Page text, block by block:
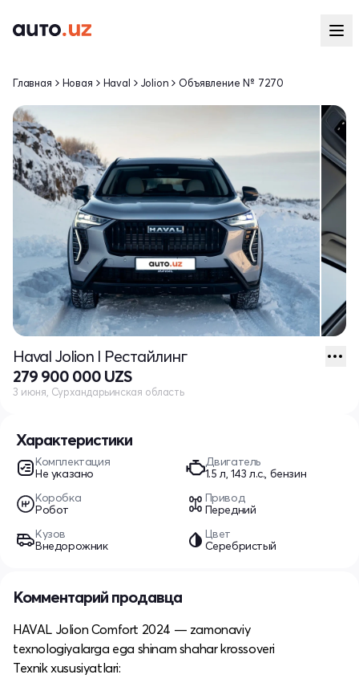
Характеристики
Комплектация
Не указано
Двигатель
1.5 л, 143 л.с., бензин
Коробка
Робот
Привод
Передний
Кузов
Внедорожник
Цвет
Серебристый
Главная Новая Haval Jolion Объявление № 7270
Haval Jolion I Рестайлинг
279 900 000 UZS
3 июня, Сурхандарьинская область
Комментарий продавца
HAVAL Jolion Comfort 2024 — zamonaviy
texnologiyalarga ega shinam shahar krossoveri
Texnik xususiyatlari: